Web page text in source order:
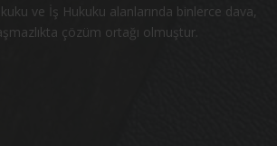
ve İş Hukuku alanlarında binlerce dava,
çözüm ortağı olmuştur.